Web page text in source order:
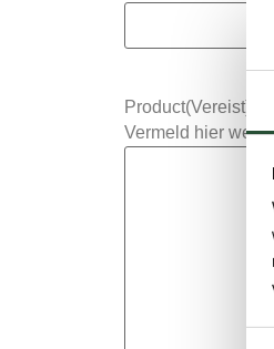
Product(Vereist)
Vermeld hier welk